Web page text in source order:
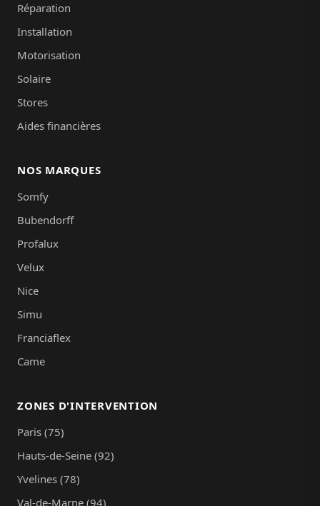
Réparation
Installation
Motorisation
Solaire
Stores
Aides financières
NOS MARQUES
Somfy
Bubendorff
Profalux
Velux
Nice
Simu
Franciaflex
Came
ZONES D'INTERVENTION
Paris (75)
Hauts-de-Seine (92)
Yvelines (78)
Val-de-Marne (94)